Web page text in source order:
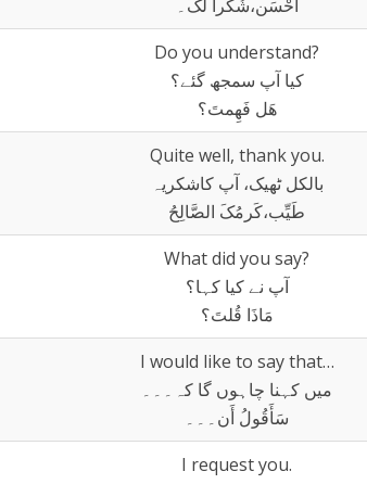
اَحْسَن،شُکْراً لَکَ۔
Do you understand?
کیا آپ سمجھ گئے؟
ھَل فَھِمتَ؟
Quite well, thank you.
بالکل ٹھیک، آپ کاشکریہ
طَیِّب،کَرمُکَ الصَّالِحُ
What did you say?
آپ نے کیا کہا؟
مَاذَا قُلتَ؟
I would like to say that…
میں کہنا چاہوں گا کہ۔۔۔
سَأَقُولُ أَن۔۔۔
I request you.